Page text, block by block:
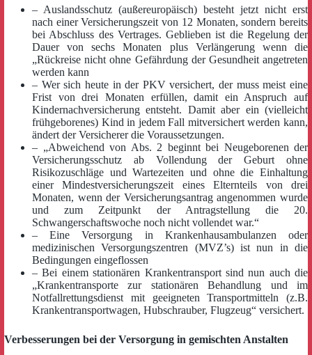
– Auslandsschutz (außereuropäisch) besteht jetzt nicht erst
nach einer Versicherungszeit von 12 Monaten, sondern bereits
bei Abschluss des Vertrages. Geblieben ist die Regelung der
Dauer von sechs Monaten plus Verlängerung wenn die
„Rückreise nicht ohne Gefährdung der Gesundheit angetreten
werden kann
– Wer sich heute in der PKV versichert, der muss meist eine
Frist von drei Monaten erfüllen, damit ein Anspruch auf
Kindernachversicherung entsteht. Damit aber ein (vielleicht
frühgeborenes) Kind in jedem Fall mitversichert werden kann,
ändert der Versicherer die Voraussetzungen.
– „Abweichend von Abs. 2 beginnt bei Neugeborenen der
Versicherungsschutz ab Vollendung der Geburt ohne
Risikozuschläge und Wartezeiten und ohne die Einhaltung
einer Mindestversicherungszeit eines Elternteils von drei
Monaten, wenn der Versicherungsantrag angenommen wurde
und zum Zeitpunkt der Antragstellung die 20.
Schwangerschaftswoche noch nicht vollendet war.“
– Eine Versorgung in Krankenhausambulanzen oder
medizinischen Versorgungszentren (MVZ’s) ist nun in die
Bedingungen eingeflossen
– Bei einem stationären Krankentransport sind nun auch die
„Krankentransporte zur stationären Behandlung und im
Notfallrettungsdienst mit geeigneten Transportmitteln (z.B.
Krankentransportwagen, Hubschrauber, Flugzeug“ versichert.
Verbesserungen bei der Versorgung in gemischten Anstalten